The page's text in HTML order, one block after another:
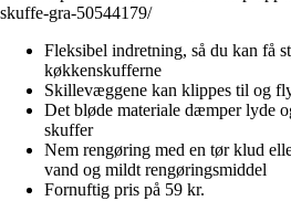
skuffe-gra-50544179/
Fleksibel indretning, så du kan få
køkkenskufferne
Skillevæggene kan klippes til og
Det bløde materiale dæmper lyde
skuffer
Nem rengøring med en tør klud
vand og mildt rengøringsmiddel
Fornuftig pris på 59 kr.